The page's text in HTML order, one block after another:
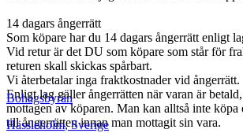
14 dagars ångerrätt
Som köpare har du 14 dagars ångerrätt enligt
Vid retur är det DU som köpare som står för
returen skall skickas spårbart.
Vi återbetalar inga fraktkostnader vid ångerrätt.
Enligt lag gäller ångerrätten när varan är
mottagen av köparen. Man kan alltså inte köpa
till ångerrätten innan man mottagit sin vara.
Bohagsbyrån
Hässleholm,Sverige